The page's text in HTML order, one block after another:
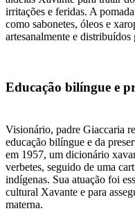
irritações e feridas. A
como sabonetes, óleos e
artesanalmente e
Educação bilíngue e
Visionário, padre Giaccaria
educação bilíngue e da
em 1957, um dicionário
verbetes, seguido de uma
indígenas. Sua atuação foi
cultural Xavante e para
materna.